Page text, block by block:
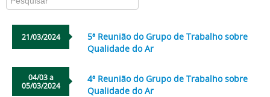
21/03/2024
5ª Reunião do Grupo de Trabalho sobre
Qualidade do Ar
04/03 a
05/03/2024
4ª Reunião do Grupo de Trabalho sobre
Qualidade do Ar